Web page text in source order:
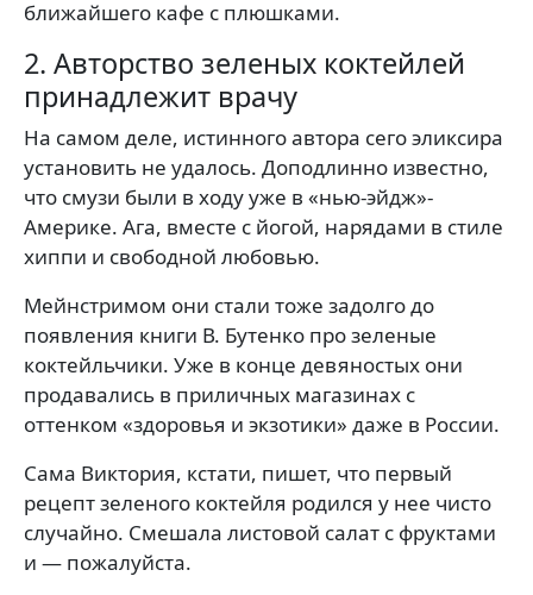
ближайшего кафе с плюшками.
2. Авторство зеленых коктейлей
принадлежит врачу
На самом деле, истинного автора сего эликсира
установить не удалось. Доподлинно известно,
что смузи были в ходу уже в «нью-эйдж»-
Америке. Ага, вместе с йогой, нарядами в стиле
хиппи и свободной любовью.
Мейнстримом они стали тоже задолго до
появления книги В. Бутенко про зеленые
коктейльчики. Уже в конце девяностых они
продавались в приличных магазинах с
оттенком «здоровья и экзотики» даже в России.
Сама Виктория, кстати, пишет, что первый
рецепт зеленого коктейля родился у нее чисто
случайно. Смешала листовой салат с фруктами
и — пожалуйста.